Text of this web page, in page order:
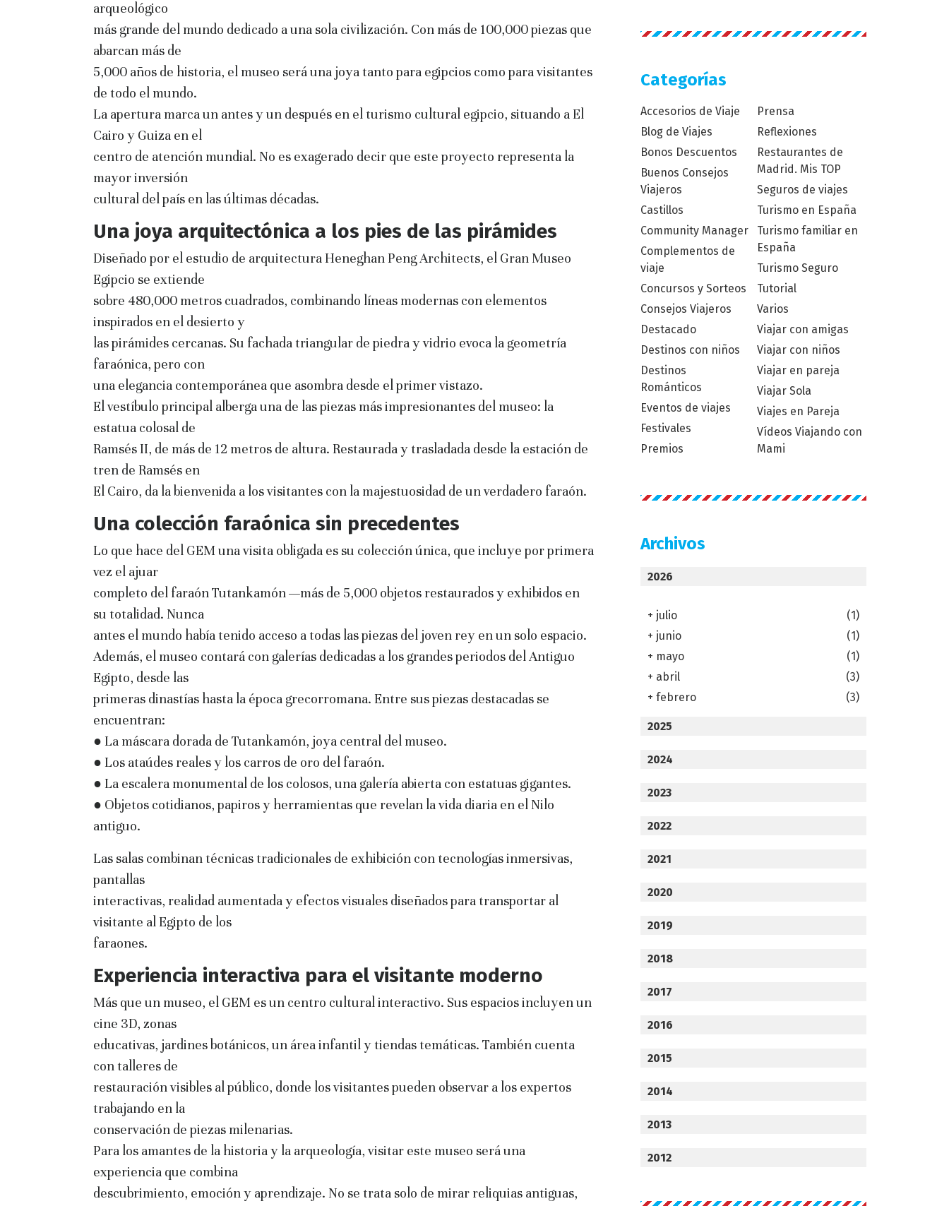
arqueológico
más grande del mundo dedicado a una sola civilización. Con más de 100,000 piezas que
abarcan más de
5,000 años de historia, el museo será una joya tanto para egipcios como para visitantes
de todo el mundo.
La apertura marca un antes y un después en el turismo cultural egipcio, situando a El
Cairo y Guiza en el
centro de atención mundial. No es exagerado decir que este proyecto representa la
mayor inversión
cultural del país en las últimas décadas.
Una joya arquitectónica a los pies de las pirámides
Diseñado por el estudio de arquitectura Heneghan Peng Architects, el Gran Museo
Egipcio se extiende
sobre 480,000 metros cuadrados, combinando líneas modernas con elementos
inspirados en el desierto y
las pirámides cercanas. Su fachada triangular de piedra y vidrio evoca la geometría
faraónica, pero con
una elegancia contemporánea que asombra desde el primer vistazo.
El vestíbulo principal alberga una de las piezas más impresionantes del museo: la
estatua colosal de
Ramsés II, de más de 12 metros de altura. Restaurada y trasladada desde la estación de
tren de Ramsés en
El Cairo, da la bienvenida a los visitantes con la majestuosidad de un verdadero faraón.
Una colección faraónica sin precedentes
Lo que hace del GEM una visita obligada es su colección única, que incluye por primera
vez el ajuar
completo del faraón Tutankamón —más de 5,000 objetos restaurados y exhibidos en
su totalidad. Nunca
antes el mundo había tenido acceso a todas las piezas del joven rey en un solo espacio.
Además, el museo contará con galerías dedicadas a los grandes periodos del Antiguo
Egipto, desde las
primeras dinastías hasta la época grecorromana. Entre sus piezas destacadas se
encuentran:
● La máscara dorada de Tutankamón, joya central del museo.
● Los ataúdes reales y los carros de oro del faraón.
● La escalera monumental de los colosos, una galería abierta con estatuas gigantes.
● Objetos cotidianos, papiros y herramientas que revelan la vida diaria en el Nilo
antiguo.
Las salas combinan técnicas tradicionales de exhibición con tecnologías inmersivas,
pantallas
interactivas, realidad aumentada y efectos visuales diseñados para transportar al
visitante al Egipto de los
faraones.
Experiencia interactiva para el visitante moderno
Más que un museo, el GEM es un centro cultural interactivo. Sus espacios incluyen un
cine 3D, zonas
educativas, jardines botánicos, un área infantil y tiendas temáticas. También cuenta
con talleres de
restauración visibles al público, donde los visitantes pueden observar a los expertos
trabajando en la
conservación de piezas milenarias.
Para los amantes de la historia y la arqueología, visitar este museo será una
experiencia que combina
descubrimiento, emoción y aprendizaje. No se trata solo de mirar reliquias antiguas,
Categorías
Accesorios de Viaje
Blog de Viajes
Bonos Descuentos
Buenos Consejos
Viajeros
Castillos
Community Manager
Complementos de
viaje
Concursos y Sorteos
Consejos Viajeros
Destacado
Destinos con niños
Destinos
Románticos
Eventos de viajes
Festivales
Premios
Prensa
Reflexiones
Restaurantes de
Madrid. Mis TOP
Seguros de viajes
Turismo en España
Turismo familiar en
España
Turismo Seguro
Tutorial
Varios
Viajar con amigas
Viajar con niños
Viajar en pareja
Viajar Sola
Viajes en Pareja
Vídeos Viajando con
Mami
Archivos
2026
+ julio
(1)
+ junio
(1)
+ mayo
(1)
+ abril
(3)
+ febrero (3)
2025
2024
2023
2022
2021
2020
2019
2018
2017
2016
2015
2014
2013
2012